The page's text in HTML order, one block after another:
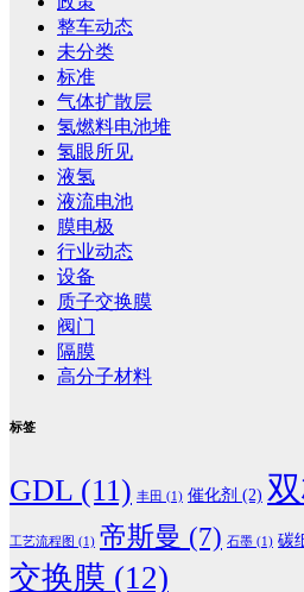
整车动态
未分类
标准
气体扩散层
氢燃料电池堆
氢眼所见
液氢
液流电池
膜电极
行业动态
设备
质子交换膜
阀门
隔膜
高分子材料
标签
GDL (11) 丰田 (1) 催化剂 (2)
工艺流程图 (1) 帝斯曼 (7) 石墨 (1) 碳
交换膜 (12)